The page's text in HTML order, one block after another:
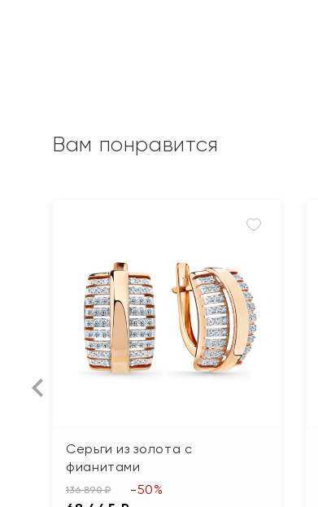
Вам понравится
Серьги из золота с
фианитами
136 890 ₽ -50%